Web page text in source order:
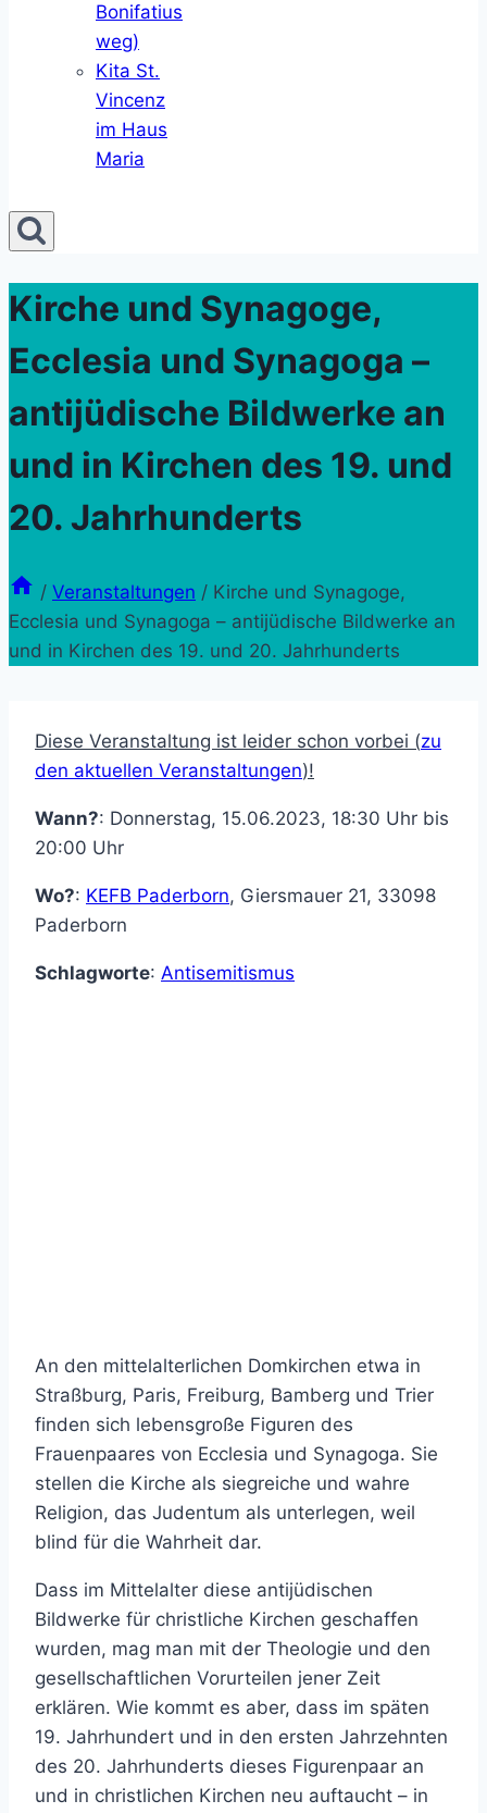
Bonifatius
weg)
Kita St.
Vincenz
im Haus
Maria
Kirche und Synagoge,
Ecclesia und Synagoga –
antijüdische Bildwerke an
und in Kirchen des 19. und
20. Jahrhunderts
/ Veranstaltungen / Kirche und Synagoge,
Ecclesia und Synagoga – antijüdische Bildwerke an
und in Kirchen des 19. und 20. Jahrhunderts
Diese Veranstaltung ist leider schon vorbei (zu
den aktuellen Veranstaltungen)!
Wann?: Donnerstag, 15.06.2023, 18:30 Uhr bis
20:00 Uhr
Wo?: KEFB Paderborn, Giersmauer 21, 33098
Paderborn
Schlagworte: Antisemitismus
An den mittelalterlichen Domkirchen etwa in
Straßburg, Paris, Freiburg, Bamberg und Trier
finden sich lebensgroße Figuren des
Frauenpaares von Ecclesia und Synagoga. Sie
stellen die Kirche als siegreiche und wahre
Religion, das Judentum als unterlegen, weil
blind für die Wahrheit dar.
Dass im Mittelalter diese antijüdischen
Bildwerke für christliche Kirchen geschaffen
wurden, mag man mit der Theologie und den
gesellschaftlichen Vorurteilen jener Zeit
erklären. Wie kommt es aber, dass im späten
19. Jahrhundert und in den ersten Jahrzehnten
des 20. Jahrhunderts dieses Figurenpaar an
und in christlichen Kirchen neu auftaucht – in